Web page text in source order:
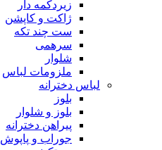
زیردکمه دار
ژاکت و کاپشن
ست چند تکه
سرهمی
شلوار
ملزومات لباس
لباس دخترانه
بلوز
بلوز و شلوار
پیراهن دخترانه
جوراب و پاپوش